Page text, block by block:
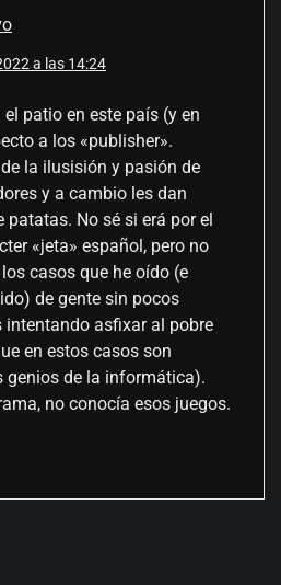
a las 14:24
el patio en este país (y en
a los «publisher».
la ilusisión y pasión de
y a cambio les dan
patatas. No sé si erá por el
«jeta» español, pero no
casos que he oído (e
de gente sin pocos
intentando asfixar al pobre
en estos casos son
genios de la informática).
no conocía esos juegos.